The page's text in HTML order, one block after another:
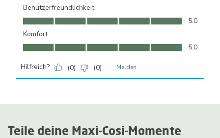
Teile deine Maxi-Cosi-Momente
Benutzerfreundlichkeit
Benutzerfreundlichkeit, 5.0 von 5
5.0
Komfort
Komfort, 5.0 von 5
5.0
Hilfreich? (0) (0) Melden